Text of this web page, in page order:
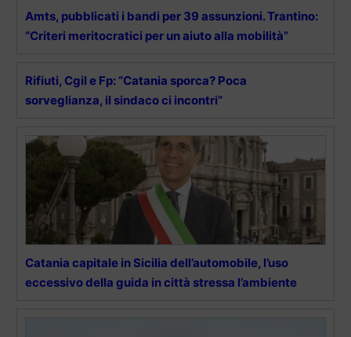
Amts, pubblicati i bandi per 39 assunzioni. Trantino:
“Criteri meritocratici per un aiuto alla mobilità”
Rifiuti, Cgil e Fp: “Catania sporca? Poca
sorveglianza, il sindaco ci incontri”
Catania capitale in Sicilia dell’automobile, l’uso
eccessivo della guida in città stressa l’ambiente